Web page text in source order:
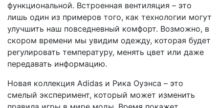
функциональной. Встроенная вентиляция – это
лишь один из примеров того, как технологии могут
улучшить наш повседневный комфорт. Возможно, в
скором времени мы увидим одежду, которая будет
регулировать температуру, менять цвет или даже
передавать информацию.
Новая коллекция Adidas и Рика Оуэнса – это
смелый эксперимент, который может изменить